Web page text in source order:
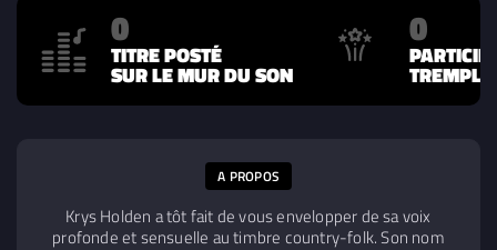
0
TITRE POSTÉ
SUR LE MUR DU SON
0
A PROPOS
Krys Holden a tôt fait de vous envelopper de sa voix
profonde et sensuelle au timbre country-folk. Son nom